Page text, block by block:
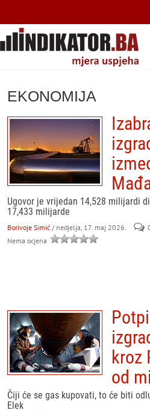
EKONOMIJA
Ugovor je vrijedan 14,528 milijardi
17,433 milijarde
Borivoje Simić / nedjelja, 17. maj 2026.
Nema ocjena
kroz
od
Čiji će se gas kupovati, to će biti
Elek